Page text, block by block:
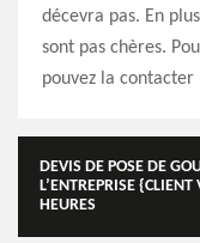
décevra pas. En
sont pas chères.
pouvez la contacter
DEVIS DE POSE DE
L’ENTREPRISE
HEURES